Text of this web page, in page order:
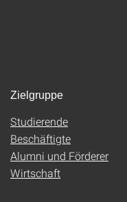
Zielgruppe
Studierende
Beschäftigte
Alumni und Förderer
Wirtschaft